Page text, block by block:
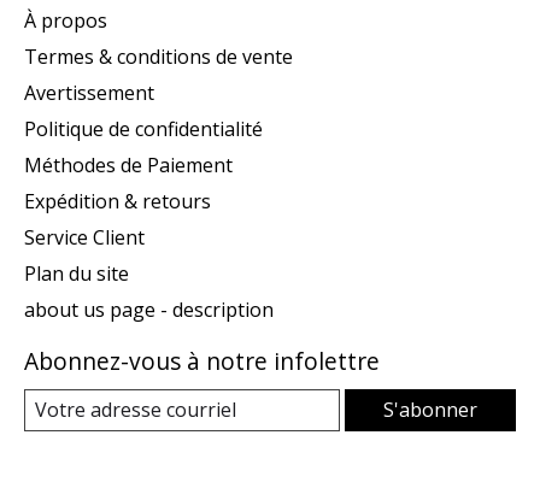
À propos
Termes & conditions de vente
Avertissement
Politique de confidentialité
Méthodes de Paiement
Expédition & retours
Service Client
Plan du site
about us page - description
Abonnez-vous à notre infolettre
S'abonner